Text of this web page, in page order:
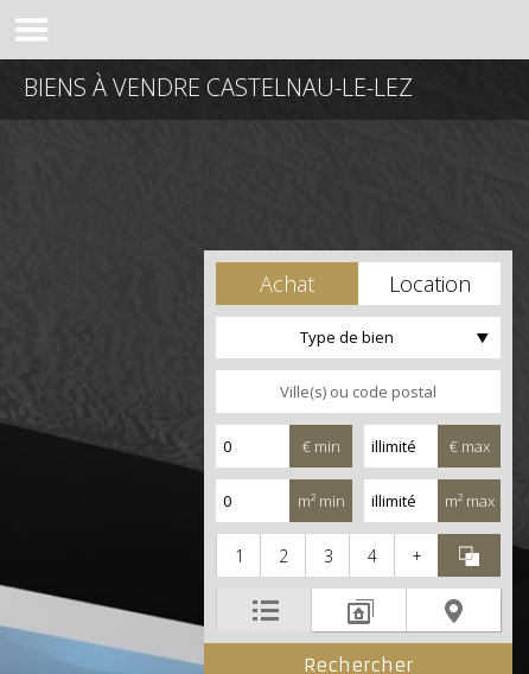
BIENS À VENDRE CASTELNAU-LE-LEZ
Achat Location
Type de bien
€ min € max
m² min m² max
1 2 3 4 +